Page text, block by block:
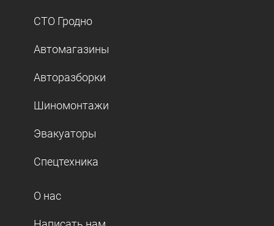
СТО Гродно
Автомагазины
Авторазборки
Шиномонтажи
Эвакуаторы
Спецтехника
О нас